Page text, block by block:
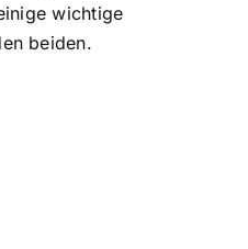
wichtige
beiden.